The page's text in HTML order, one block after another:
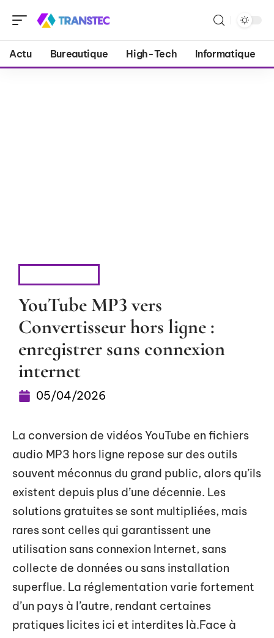
Actu Bureautique High-Tech Informatique
YouTube MP3 vers
Convertisseur hors ligne :
enregistrer sans connexion
internet
05/04/2026
La conversion de vidéos YouTube en fichiers
audio MP3 hors ligne repose sur des outils
souvent méconnus du grand public, alors qu’ils
existent depuis plus d’une décennie. Les
solutions gratuites se sont multipliées, mais
rares sont celles qui garantissent une
utilisation sans connexion Internet, sans
collecte de données ou sans installation
superflue. La réglementation varie fortement
d’un pays à l’autre, rendant certaines
pratiques licites ici et interdites là.Face à